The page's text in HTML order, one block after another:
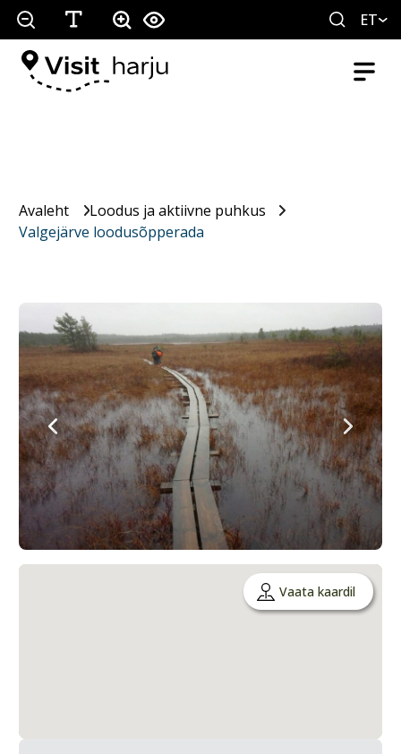
ET
Avaleht
Loodus ja aktiivne puhkus
Valgejärve loodusõpperada
Vaata kaardil